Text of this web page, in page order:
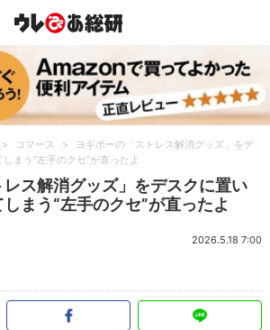
> コマース >
ヨギボーの「ストレス解消グッズ」をデ
まう“左手のクセ”が直ったよ
ス解消グッズ」をデスクに置い
まう“左手のクセ”が直ったよ
2026.5.18 7:00